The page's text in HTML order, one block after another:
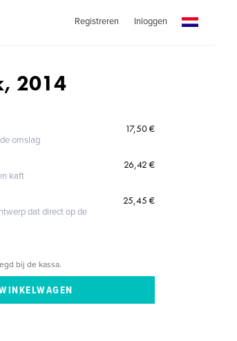
Registreren Inloggen
2014
omslag
17,50 €
kaft
26,42 €
dat direct op de
25,45 €
bij de kassa.